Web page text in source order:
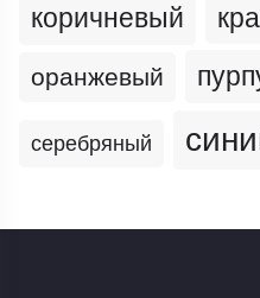
коричневый
оранжевый
серебряный